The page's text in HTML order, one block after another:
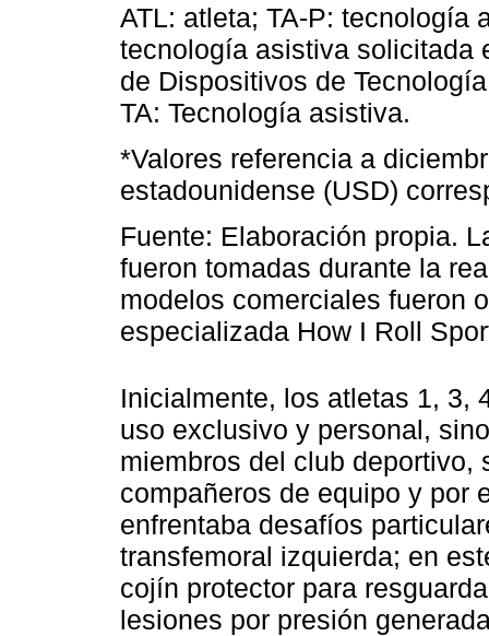
ATL: atleta; TA-P: tecnología
tecnología asistiva solicitada
de Dispositivos de
TA: Tecnología asistiva.
*Valores referencia a
estadounidense (USD)
Fuente: Elaboración propia.
fueron tomadas durante la
modelos comerciales fueron
especializada How I Roll
Inicialmente, los atletas 1, 3,
uso exclusivo y personal,
miembros del club deportivo,
compañeros de equipo y por
enfrentaba desafíos
transfemoral izquierda; en
cojín protector para
lesiones por presión